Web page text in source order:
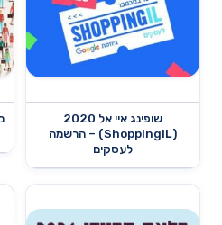
שופינג איי אל 2020
(ShoppingIL) – הרשמה
לעסקים